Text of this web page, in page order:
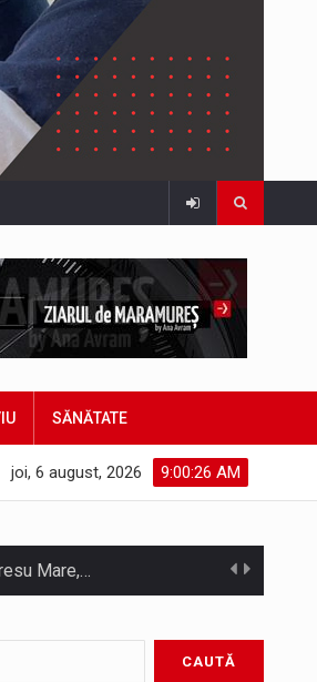
SĂNĂTATE
9:00:29 AM
joi, 6 august, 2026
Mare,…